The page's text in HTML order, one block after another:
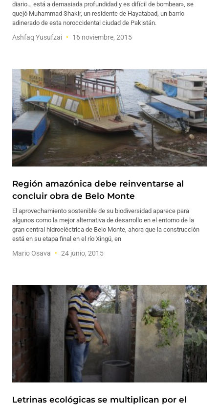
diario… está a demasiada profundidad y es difícil de bombear», se
quejó Muhammad Shakir, un residente de Hayatabad, un barrio
adinerado de esta noroccidental ciudad de Pakistán.
Ashfaq Yusufzai 16 noviembre, 2015
Región amazónica debe reinventarse al
concluir obra de Belo Monte
El aprovechamiento sostenible de su biodiversidad aparece para
algunos como la mejor alternativa de desarrollo en el entorno de la
gran central hidroeléctrica de Belo Monte, ahora que la construcción
está en su etapa final en el río Xingú, en
Mario Osava 24 junio, 2015
Letrinas ecológicas se multiplican por el